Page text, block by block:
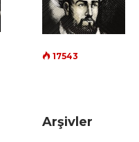
17543
Arşivler